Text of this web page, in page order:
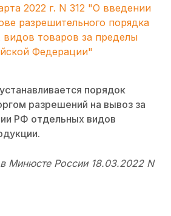
2022 г. N 312 "О введении
разрешительного порядка
товаров за пределы
Федерации"
порядок
разрешений на вывоз за
РФ отдельных видов
Минюсте России 18.03.2022 N